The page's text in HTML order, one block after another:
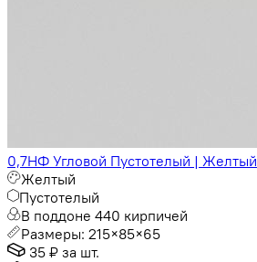
0,7НФ Угловой Пустотелый | Желтый
Желтый
Пустотелый
В поддоне 440 кирпичей
Размеры: 215×85×65
35 ₽ за шт.